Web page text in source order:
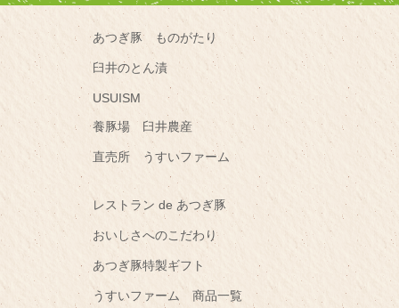
あつぎ豚 ものがたり
臼井のとん漬
USUISM
養豚場 臼井農産
直売所 うすいファーム
レストラン de あつぎ豚
おいしさへのこだわり
あつぎ豚特製ギフト
うすいファーム 商品一覧